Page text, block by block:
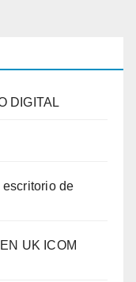
DIGITAL
escritorio de
UK ICOM